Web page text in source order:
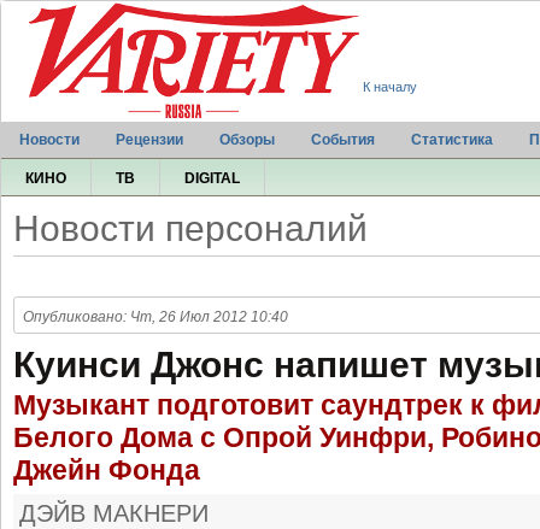
К началу
Новости Рецензии Обзоры События Статистика
КИНО ТВ DIGITAL
Новости персоналий
Опубликовано: Чт, 26 Июл 2012 10:40
Куинси Джонс напишет
Музыкант подготовит саундтрек к
Белого Дома с Опрой Уинфри,
Джейн Фонда
ДЭЙВ МАКНЕРИ